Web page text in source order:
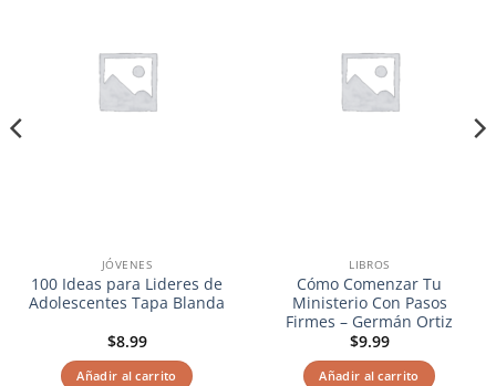
JÓVENES
100 Ideas para Lideres de
Adolescentes Tapa Blanda
$8.99
Añadir al carrito
LIBROS
Cómo Comenzar Tu
Ministerio Con Pasos
Firmes – Germán Ortiz
$9.99
Añadir al carrito